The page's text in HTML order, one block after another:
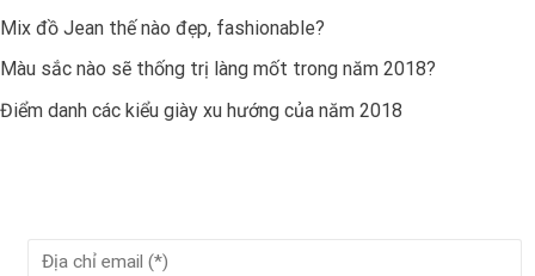
Mix đồ Jean thế nào đẹp, fashionable?
Màu sắc nào sẽ thống trị làng mốt trong năm 2018?
Điểm danh các kiểu giày xu hướng của năm 2018